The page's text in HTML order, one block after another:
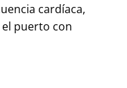
cardíaca,
puerto con